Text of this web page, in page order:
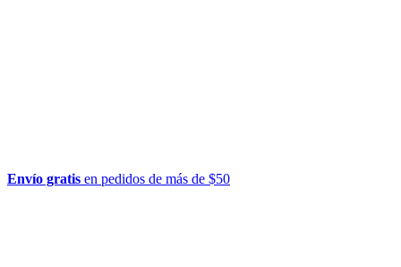
Envío gratis en pedidos de más de $50